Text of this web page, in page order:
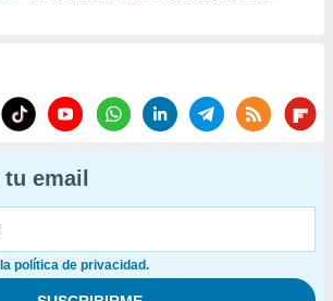
email
política de privacidad.